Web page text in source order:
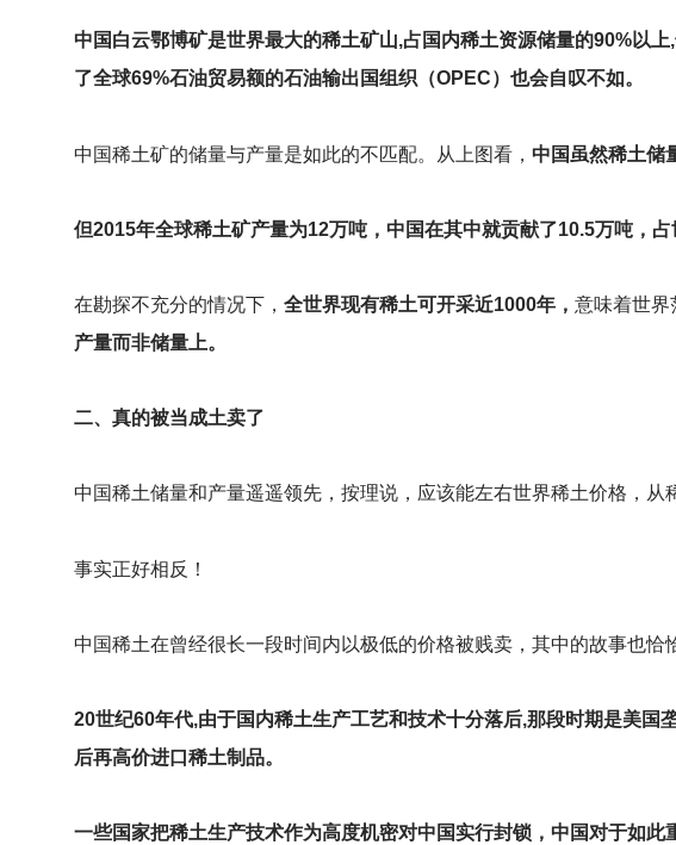
中国白云鄂博矿是世界最大的稀土矿山,占国内稀土资源储量的90%以
了全球69%石油贸易额的石油输出国组织（OPEC）也会自叹不如。
中国稀土矿的储量与产量是如此的不匹配。从上图看， 中国虽然稀土储
但2015年全球稀土矿产量为12万吨，中国在其中就贡献了10.5万吨，占
在勘探不充分的情况下， 全世界现有稀土可开采近1000年， 意味着世界
产量而非储量上。
二、真的被当成土卖了
中国稀土储量和产量遥遥领先，按理说，应该能左右世界稀土价格，从
事实正好相反！
中国稀土在曾经很长一段时间内以极低的价格被贱卖，其中的故事也恰
20世纪60年代,由于国内稀土生产工艺和技术十分落后,那段时期是美
后再高价进口稀土制品。
一些国家把稀土生产技术作为高度机密对中国实行封锁，中国对于如